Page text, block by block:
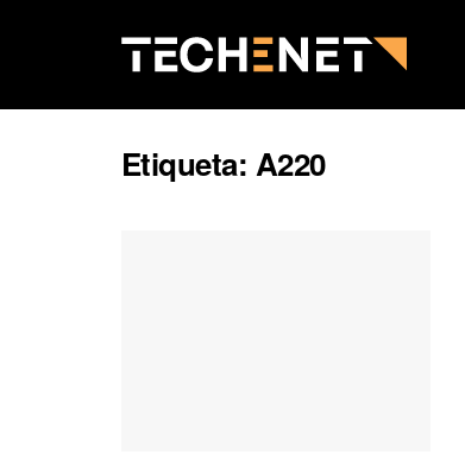
Etiqueta: A220